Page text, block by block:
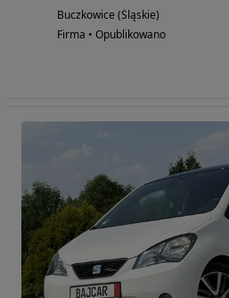
Buczkowice (Śląskie)
Firma • Opublikowano